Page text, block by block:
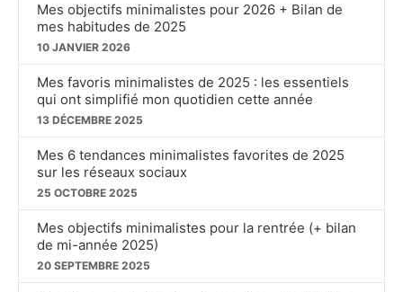
Mes objectifs minimalistes pour 2026 + Bilan de
mes habitudes de 2025
10 JANVIER 2026
Mes favoris minimalistes de 2025 : les essentiels
qui ont simplifié mon quotidien cette année
13 DÉCEMBRE 2025
Mes 6 tendances minimalistes favorites de 2025
sur les réseaux sociaux
25 OCTOBRE 2025
Mes objectifs minimalistes pour la rentrée (+ bilan
de mi-année 2025)
20 SEPTEMBRE 2025